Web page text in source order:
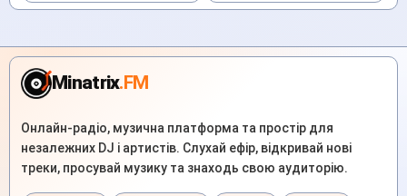
Minatrix.FM
Онлайн-радіо, музична платформа та простір для
незалежних DJ і артистів. Слухай ефір, відкривай нові
треки, просувай музику та знаходь свою аудиторію.